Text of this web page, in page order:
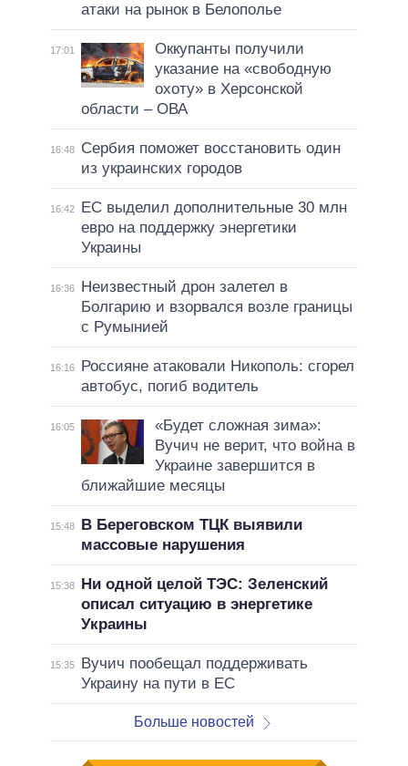
атаки на рынок в Белополье
17:01
Оккупанты получили
указание на «свободную
охоту» в Херсонской
области – ОВА
16:48
Сербия поможет восстановить один
из украинских городов
16:42
ЕС выделил дополнительные 30 млн
евро на поддержку энергетики
Украины
16:36
Неизвестный дрон залетел в
Болгарию и взорвался возле границы
с Румынией
16:16
Россияне атаковали Никополь: сгорел
автобус, погиб водитель
16:05
«Будет сложная зима»:
Вучич не верит, что война в
Украине завершится в
ближайшие месяцы
15:48
В Береговском ТЦК выявили
массовые нарушения
15:38
Ни одной целой ТЭС: Зеленский
описал ситуацию в энергетике
Украины
15:35
Вучич пообещал поддерживать
Украину на пути в ЕС
Больше новостей